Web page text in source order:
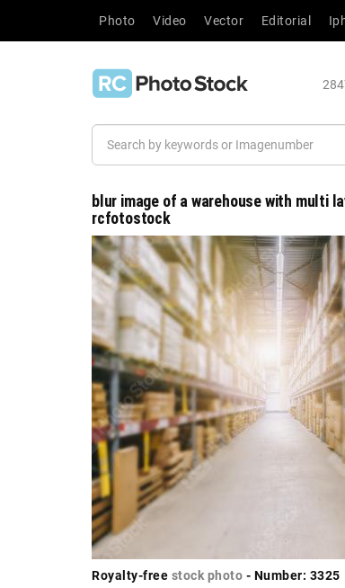
Photo Video Vector Editorial
blur image of a warehouse with multi
rcfotostock
Royalty-free stock photo - Number: 3325